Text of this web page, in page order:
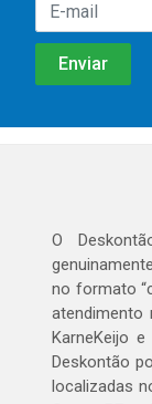
O
no formato
atendimento
KarneKeijo
Deskontão
localizadas